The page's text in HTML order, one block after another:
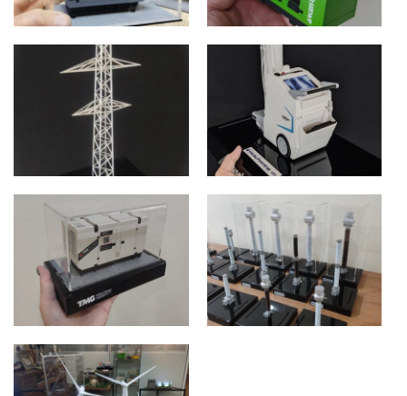
KARJEN JENERATÖR
İSTANBUL
ARKEN HİBRİT
JENERATÖR
İSTANBUL
SANPEC YÜKSEK
GERİLİM DİREKLERİ
NEW YORK
MOBİL X-RAY CİHAZI
ANKARA
TMG POWER
JENERATÖR